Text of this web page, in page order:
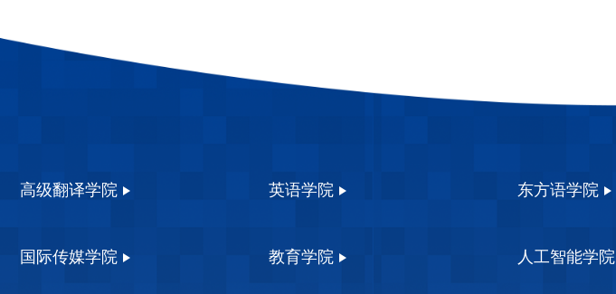
高级翻译学院 英语学院 东方语学院
国际传媒学院 教育学院 人工智能学院